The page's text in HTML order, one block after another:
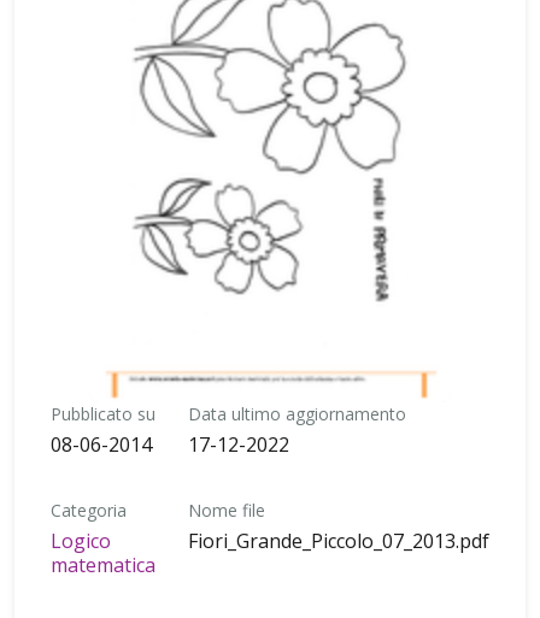
Pubblicato su
08-06-2014
Data ultimo aggiornamento
17-12-2022
Categoria
Logico
matematica
Nome file
Fiori_Grande_Piccolo_07_2013.pdf